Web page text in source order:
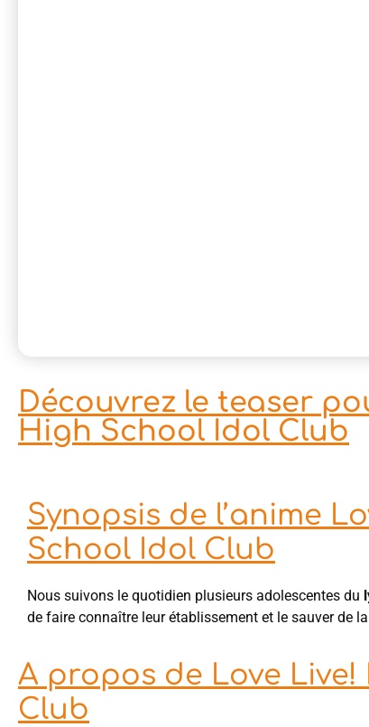
Découvrez le teaser
High School Idol Club
Synopsis de l’anime
School Idol Club
Nous suivons le quotidien plusieurs adolescentes du
de faire connaître leur établissement et le sauver de
A propos de Love
Club